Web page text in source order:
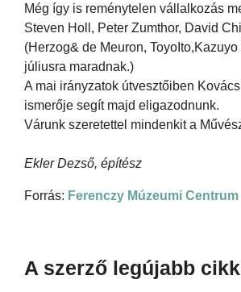
Még így is reménytelen vállalkozás
Steven Holl, Peter Zumthor, David
(Herzog& de Meuron,
júliusra maradnak.)
A mai irányzatok útvesztőiben
ismerője segít majd eligazodnunk.
Várunk szeretettel mindenkit a
Ekler Dezső, építész
Forrás: Ferenczy Múzeumi Centrum
A szerző legújabb